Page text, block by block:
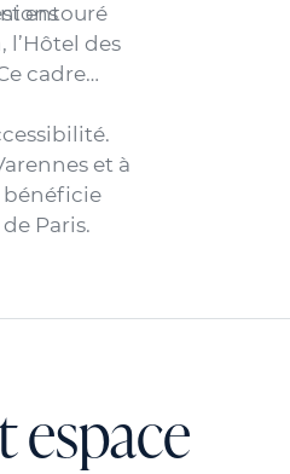
entouré
l’Hôtel des
cadre
et à
bénéficie
Paris.
espace